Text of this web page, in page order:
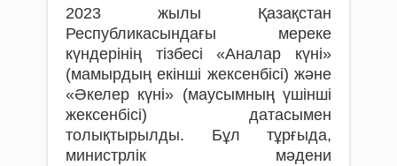
2023 жылы Қазақстан
Республикасындағы мереке
күндерінің тізбесі «Аналар күні»
(мамырдың екінші жексенбісі) және
«Әкелер күні» (маусымның үшінші
жексенбісі) датасымен
толықтырылды. Бұл тұрғыда,
министрлік мәдени